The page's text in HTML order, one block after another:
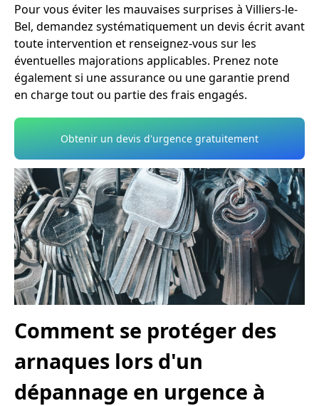
Pour vous éviter les mauvaises surprises à Villiers-le-
Bel, demandez systématiquement un devis écrit avant
toute intervention et renseignez-vous sur les
éventuelles majorations applicables. Prenez note
également si une assurance ou une garantie prend
en charge tout ou partie des frais engagés.
Obtenir un devis d'urgence gratuitement
Comment se protéger des
arnaques lors d'un
dépannage en urgence à